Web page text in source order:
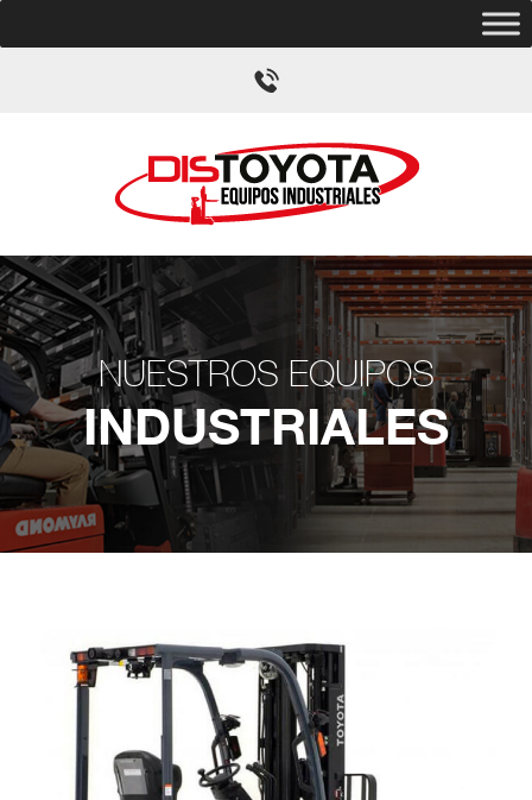
NUESTROS EQUIPOS
INDUSTRIALES